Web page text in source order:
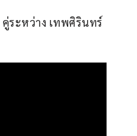
คู่ระหว่าง เทพศิรินทร์